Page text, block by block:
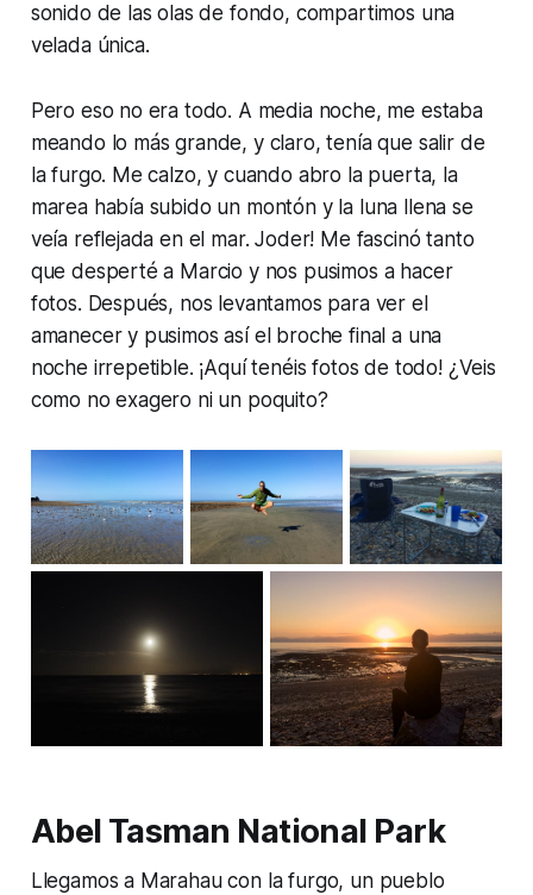
sonido de las olas de fondo, compartimos una
velada única.
Pero eso no era todo. A media noche, me estaba
meando lo más grande, y claro, tenía que salir de
la furgo. Me calzo, y cuando abro la puerta, la
marea había subido un montón y la luna llena se
veía reflejada en el mar. Joder! Me fascinó tanto
que desperté a Marcio y nos pusimos a hacer
fotos. Después, nos levantamos para ver el
amanecer y pusimos así el broche final a una
noche irrepetible. ¡Aquí tenéis fotos de todo! ¿Veis
como no exagero ni un poquito?
Abel Tasman National Park
Llegamos a Marahau con la furgo, un pueblo